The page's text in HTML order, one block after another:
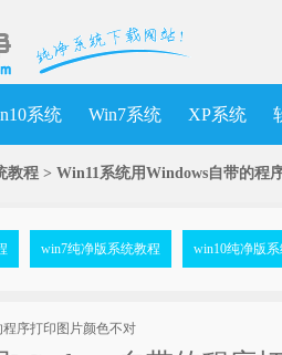
系统 Win7系统 XP系统
教程 > Win11系统用Windows自带的程
win7纯净版系统教程 win10纯净版